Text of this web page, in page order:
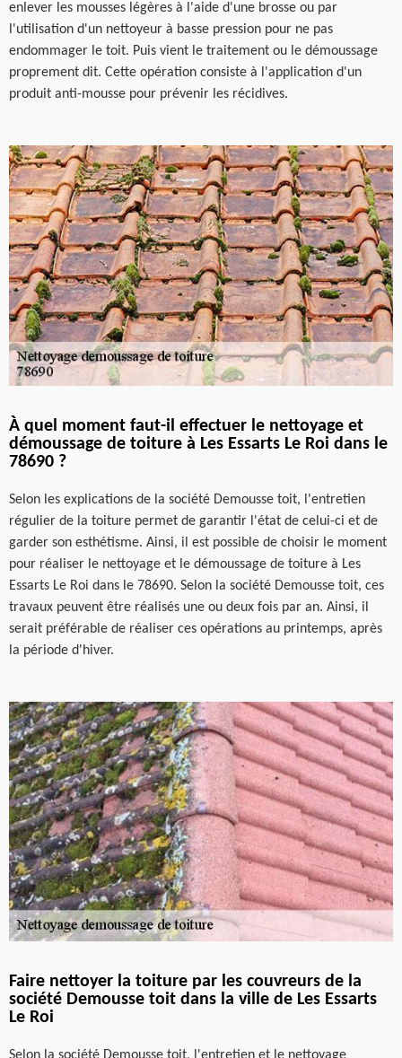
enlever les mousses légères à l'aide d'une brosse ou par
l'utilisation d'un nettoyeur à basse pression pour ne pas
endommager le toit. Puis vient le traitement ou le démoussage
proprement dit. Cette opération consiste à l'application d'un
produit anti-mousse pour prévenir les récidives.
À quel moment faut-il effectuer le nettoyage et
démoussage de toiture à Les Essarts Le Roi dans le
78690 ?
Selon les explications de la société Demousse toit, l'entretien
régulier de la toiture permet de garantir l'état de celui-ci et de
garder son esthétisme. Ainsi, il est possible de choisir le moment
pour réaliser le nettoyage et le démoussage de toiture à Les
Essarts Le Roi dans le 78690. Selon la société Demousse toit, ces
travaux peuvent être réalisés une ou deux fois par an. Ainsi, il
serait préférable de réaliser ces opérations au printemps, après
la période d'hiver.
Faire nettoyer la toiture par les couvreurs de la
société Demousse toit dans la ville de Les Essarts
Le Roi